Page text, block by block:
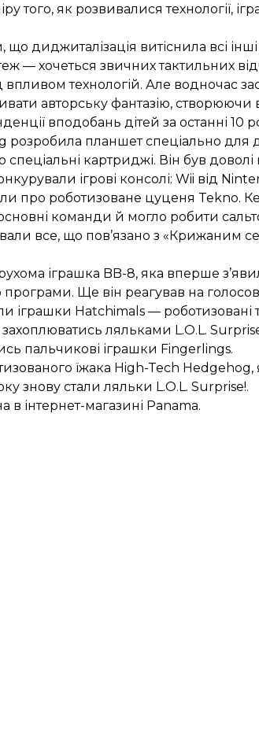
того, як розвивалися технології,
що диджиталізація витіснила всі
— хочеться звичних тактильних
впливом технологій. Але водночас
авторську фантазію, створюючи
вподобань дітей за останні 10
розробила планшет спеціально для
спеціальні картриджі. Він був
ігрові консолі: Wii від
про роботизоване цуценя Tekno.
команди й могло робити
все, що пов’язано з «Крижаним
іграшка BB-8, яка вперше
Ще він реагував на
іграшки Hatchimals — роботизовані
ляльками L.O.L.
пальчикові іграшки Fingerlings.
їжака High-Tech Hedgehog,
знову стали ляльки L.O.L. Surprise!.
в інтернет-магазині Panama.